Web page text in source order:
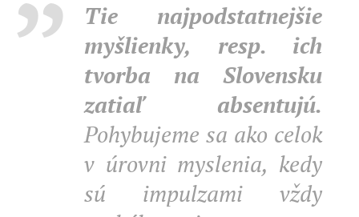
Tie najpodstatnejšie
myšlienky, resp. ich
tvorba na Slovensku
zatiaľ absentujú.
Pohybujeme sa ako celok
v úrovni myslenia, kedy
sú impulzami vždy